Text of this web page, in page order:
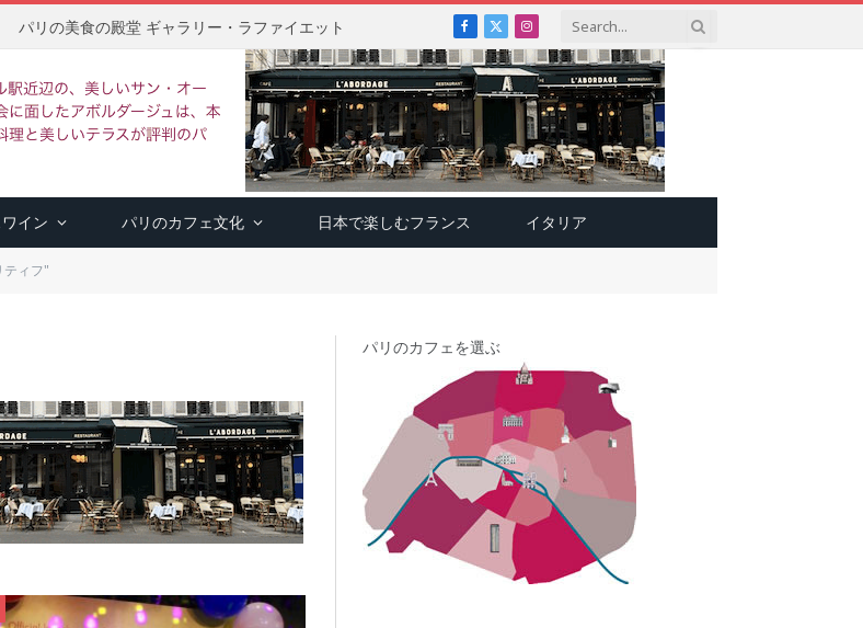
パリの美食の殿堂 ギャラリー・ラファイエット Facebook
X
(Twitter)
Instagram
イン パリのカフェ文化 日本で楽しむフランス イタリア
ィフ"
パリのカフェを選ぶ